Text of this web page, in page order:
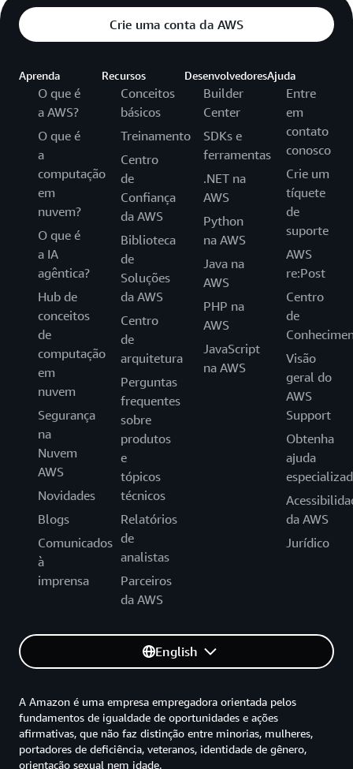
Crie uma conta da AWS
Aprenda
O que é
a AWS?
O que é
a
computação
em
nuvem?
O que é
a IA
agêntica?
Hub de
conceitos
de
computação
em
nuvem
Segurança
na
Nuvem
AWS
Novidades
Blogs
Comunicados
à
imprensa
Recursos
Conceitos
básicos
Treinamento
Centro
de
Confiança
da AWS
Biblioteca
de
Soluções
da AWS
Centro
de
arquitetura
Perguntas
frequentes
sobre
produtos
e
tópicos
técnicos
Relatórios
de
analistas
Parceiros
da AWS
Desenvolvedores
Builder
Center
SDKs e
ferramentas
.NET na
AWS
Python
na AWS
Java na
AWS
PHP na
AWS
JavaScript
na AWS
Ajuda
Entre
em
contato
conosco
Crie um
tíquete
de
suporte
AWS
re:Post
Centro
de
Visão
geral do
AWS
Support
Obtenha
ajuda
da AWS
Jurídico
English
A Amazon é uma empresa empregadora orientada pelos
fundamentos de igualdade de oportunidades e ações
afirmativas, que não faz distinção entre minorias, mulheres,
portadores de deficiência, veteranos, identidade de gênero,
orientação sexual nem idade.